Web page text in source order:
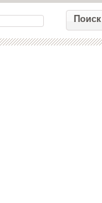
Поиск